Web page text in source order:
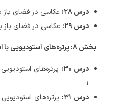
درس ۲۸:
عکاسی در فضای باز
درس ۲۹:
عکاسی در فضای باز
بخش ۸: پرتره‌های استودیویی با استفاده از فلاش
درس ۳۰:
پرتره‌های
۱
درس ۳۱:
پرتره‌های